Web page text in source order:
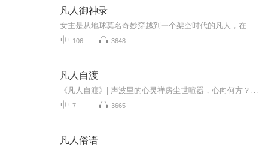
凡人御神录
106 3648
凡人自渡
7 3665
凡人俗语